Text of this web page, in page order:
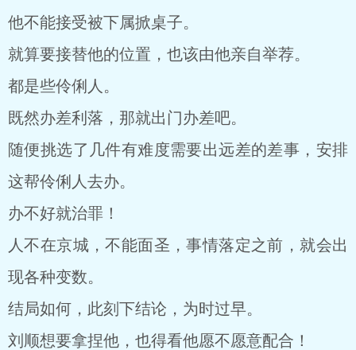
他不能接受被下属掀桌子。
就算要接替他的位置，也该由他亲自举荐。
都是些伶俐人。
既然办差利落，那就出门办差吧。
随便挑选了几件有难度需要出远差的差事，安排
这帮伶俐人去办。
办不好就治罪！
人不在京城，不能面圣，事情落定之前，就会出
现各种变数。
结局如何，此刻下结论，为时过早。
刘顺想要拿捏他，也得看他愿不愿意配合！